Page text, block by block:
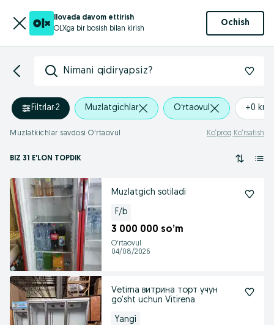
Ilovada davom ettirish
OLXga bir bosish bilan kirish
Ochish
Nimani qidiryapsiz?
Filtrlar·2 Muzlatgichlar Oʻrtaovul +0 km
Muzlatkichlar savdosi Oʻrtaovul Ko‘proq Ko‘rsatish
BIZ 31 E'LON TOPDIK
Muzlatgich sotiladi
F/b
3 000 000 so’m
Oʻrtaovul
04/08/2026
Vetirna витрина торт учун
go’sht uchun Vitirena
Yangi